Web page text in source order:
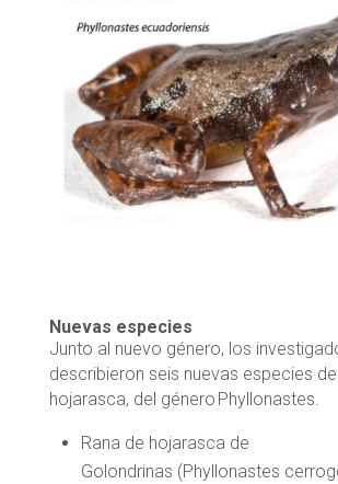
Nuevas especies
Junto al nuevo género, los
describieron seis nuevas especies
hojarasca, del género Phyllonastes.
Rana de hojarasca de
Golondrinas (Phyllonastes